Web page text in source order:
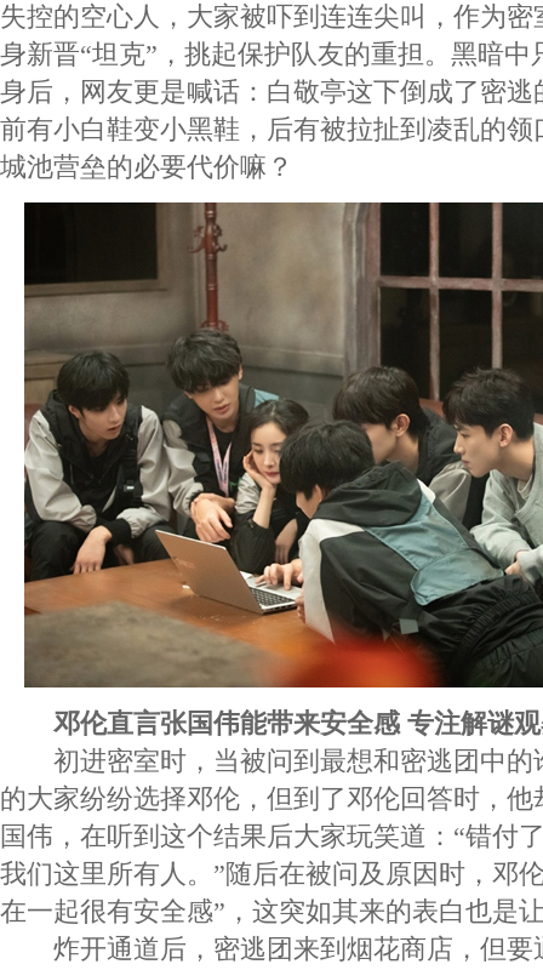
失控的空心人，大家被吓到连连尖叫，作为
身新晋“坦克”，挑起保护队友的重担。黑暗
身后，网友更是喊话：白敬亭这下倒成了密
前有小白鞋变小黑鞋，后有被拉扯到凌乱的
城池营垒的必要代价嘛？
邓伦直言张国伟能带来安全感 专注解谜
初进密室时，当被问到最想和密逃团中的
的大家纷纷选择邓伦，但到了邓伦回答时，
国伟，在听到这个结果后大家玩笑道：“错付
我们这里所有人。”随后在被问及原因时，邓
在一起很有安全感”，这突如其来的表白也是
炸开通道后，密逃团来到烟花商店，但要